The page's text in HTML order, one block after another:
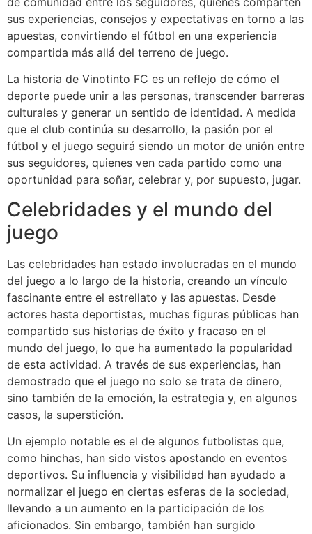
sus experiencias, consejos y expectativas en torno a las
apuestas, convirtiendo el fútbol en una experiencia
compartida más allá del terreno de juego.
La historia de Vinotinto FC es un reflejo de cómo el
deporte puede unir a las personas, transcender barreras
culturales y generar un sentido de identidad. A medida
que el club continúa su desarrollo, la pasión por el
fútbol y el juego seguirá siendo un motor de unión entre
sus seguidores, quienes ven cada partido como una
oportunidad para soñar, celebrar y, por supuesto, jugar.
Celebridades y el mundo del
juego
Las celebridades han estado involucradas en el mundo
del juego a lo largo de la historia, creando un vínculo
fascinante entre el estrellato y las apuestas. Desde
actores hasta deportistas, muchas figuras públicas han
compartido sus historias de éxito y fracaso en el
mundo del juego, lo que ha aumentado la popularidad
de esta actividad. A través de sus experiencias, han
demostrado que el juego no solo se trata de dinero,
sino también de la emoción, la estrategia y, en algunos
casos, la superstición.
Un ejemplo notable es el de algunos futbolistas que,
como hinchas, han sido vistos apostando en eventos
deportivos. Su influencia y visibilidad han ayudado a
normalizar el juego en ciertas esferas de la sociedad,
llevando a un aumento en la participación de los
aficionados. Sin embargo, también han surgido